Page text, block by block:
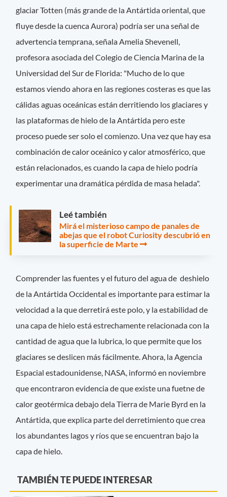
glaciar Totten (más grande de la Antártida oriental, que
fluye desde la cuenca Aurora) podría ser una señal de
advertencia temprana, señala Amelia Shevenell,
profesora asociada del Colegio de Ciencia Marina de la
Universidad del Sur de Florida: "Mucho de lo que
estamos viendo ahora en las regiones costeras es que las
cálidas aguas oceánicas están derritiendo los glaciares y
las plataformas de hielo de la Antártida pero este
proceso puede ser solo el comienzo. Una vez que hay esa
combinación de calor oceánico y calor atmosférico, que
están relacionados, es cuando la capa de hielo podría
experimentar una dramática pérdida de masa helada".
Leé también
Mirá el misterioso campo de panales de
abejas que el robot Curiosity descubrió en
la superficie de Marte
Comprender las fuentes y el futuro del agua de deshielo
de la Antártida Occidental es importante para estimar la
velocidad a la que derretirá este polo, y la estabilidad de
una capa de hielo está estrechamente relacionada con la
cantidad de agua que la lubrica, lo que permite que los
glaciares se deslicen más fácilmente. Ahora, la Agencia
Espacial estadounidense, NASA, informó en noviembre
que encontraron evidencia de que existe una fuetne de
calor geotérmica debajo dela Tierra de Marie Byrd en la
Antártida, que explica parte del derretimiento que crea
los abundantes lagos y ríos que se encuentran bajo la
capa de hielo.
TAMBIÉN TE PUEDE INTERESAR